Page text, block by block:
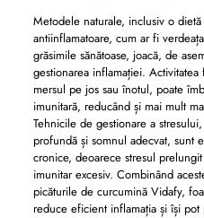
Metodele naturale, inclusiv o
antiinflamatoare, cum ar fi
grăsimile sănătoase, joacă, de
gestionarea inflamației.
mersul pe jos sau înotul, poate
imunitară, reducând și mai mult
Tehnicile de gestionare a
profundă și somnul adecvat, sunt
cronice, deoarece stresul
imunitar excesiv. Combinând
picăturile de curcumină Vidafy,
reduce eficient inflamația și își